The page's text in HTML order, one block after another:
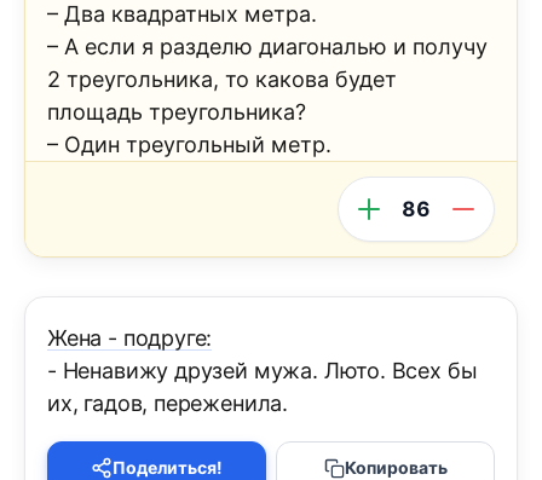
– Два квадратных метра.
– А если я разделю диагональю и получу
2 треугольника, то какова будет
площадь треугольника?
– Один треугольный метр.
86
Жена - подруге:
- Ненавижу друзей мужа. Люто. Всех бы
их, гадов, переженила.
Поделиться! Копировать